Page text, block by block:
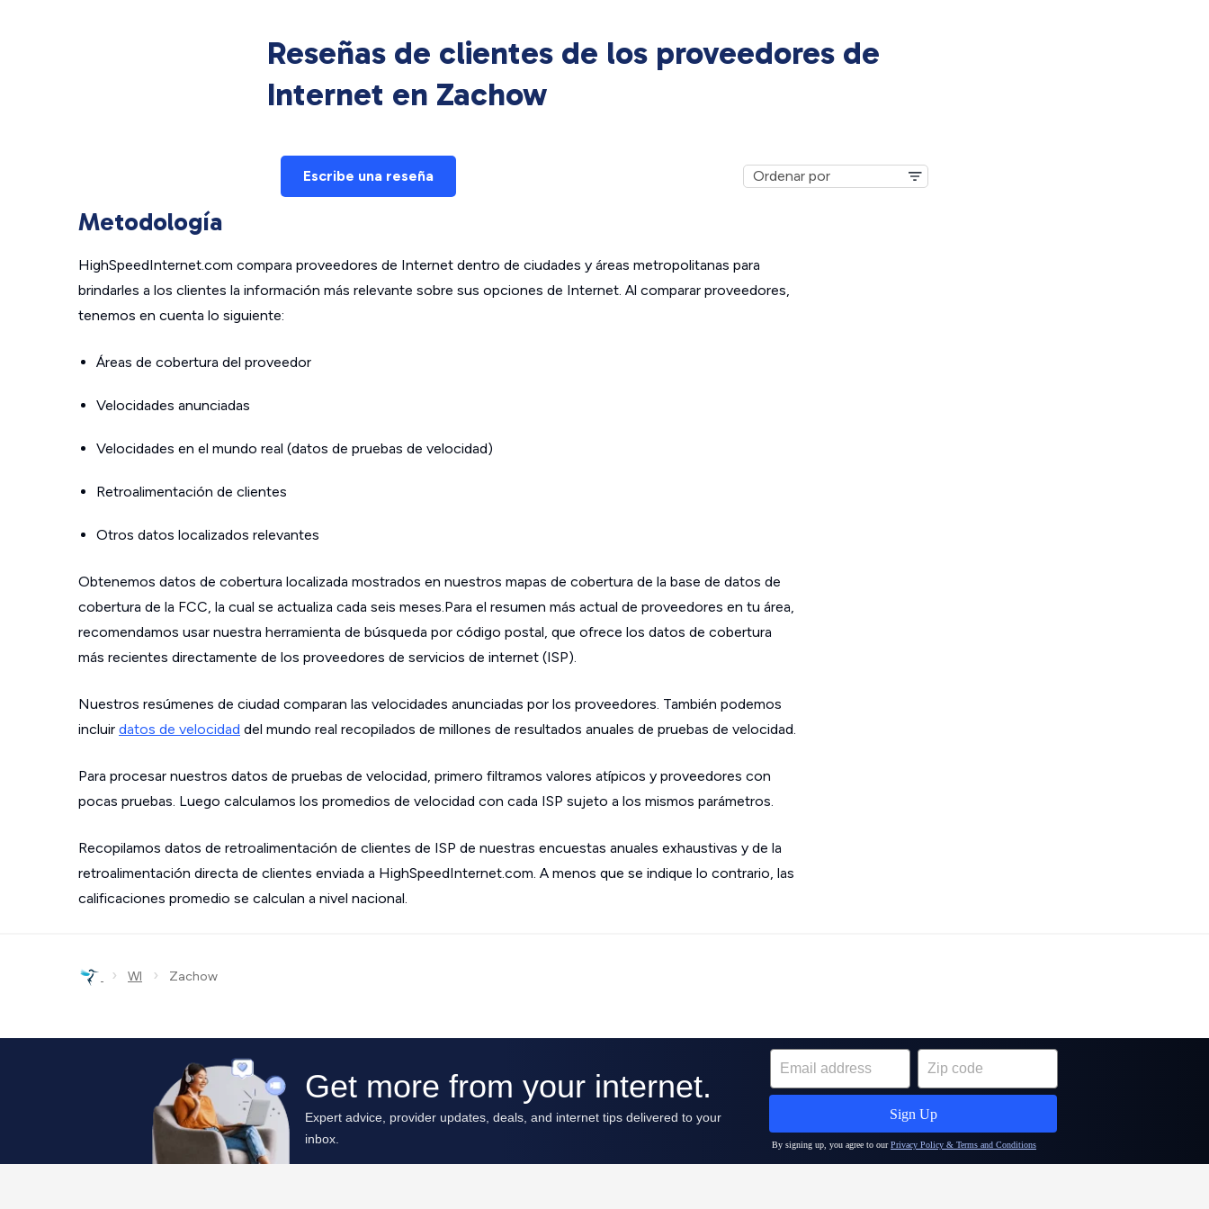
Reseñas de clientes de los proveedores de
Internet en Zachow
Escribe una reseña
Metodología
HighSpeedInternet.com compara proveedores de Internet dentro de ciudades y áreas metropolitanas para
brindarles a los clientes la información más relevante sobre sus opciones de Internet. Al comparar proveedores,
tenemos en cuenta lo siguiente:
Áreas de cobertura del proveedor
Velocidades anunciadas
Velocidades en el mundo real (datos de pruebas de velocidad)
Retroalimentación de clientes
Otros datos localizados relevantes
Obtenemos datos de cobertura localizada mostrados en nuestros mapas de cobertura de la base de datos de
cobertura de la FCC, la cual se actualiza cada seis meses.Para el resumen más actual de proveedores en tu área,
recomendamos usar nuestra herramienta de búsqueda por código postal, que ofrece los datos de cobertura
más recientes directamente de los proveedores de servicios de internet (ISP).
Nuestros resúmenes de ciudad comparan las velocidades anunciadas por los proveedores. También podemos
incluir datos de velocidad del mundo real recopilados de millones de resultados anuales de pruebas de velocidad.
Para procesar nuestros datos de pruebas de velocidad, primero filtramos valores atípicos y proveedores con
pocas pruebas. Luego calculamos los promedios de velocidad con cada ISP sujeto a los mismos parámetros.
Recopilamos datos de retroalimentación de clientes de ISP de nuestras encuestas anuales exhaustivas y de la
retroalimentación directa de clientes enviada a HighSpeedInternet.com. A menos que se indique lo contrario, las
calificaciones promedio se calculan a nivel nacional.
› WI › Zachow